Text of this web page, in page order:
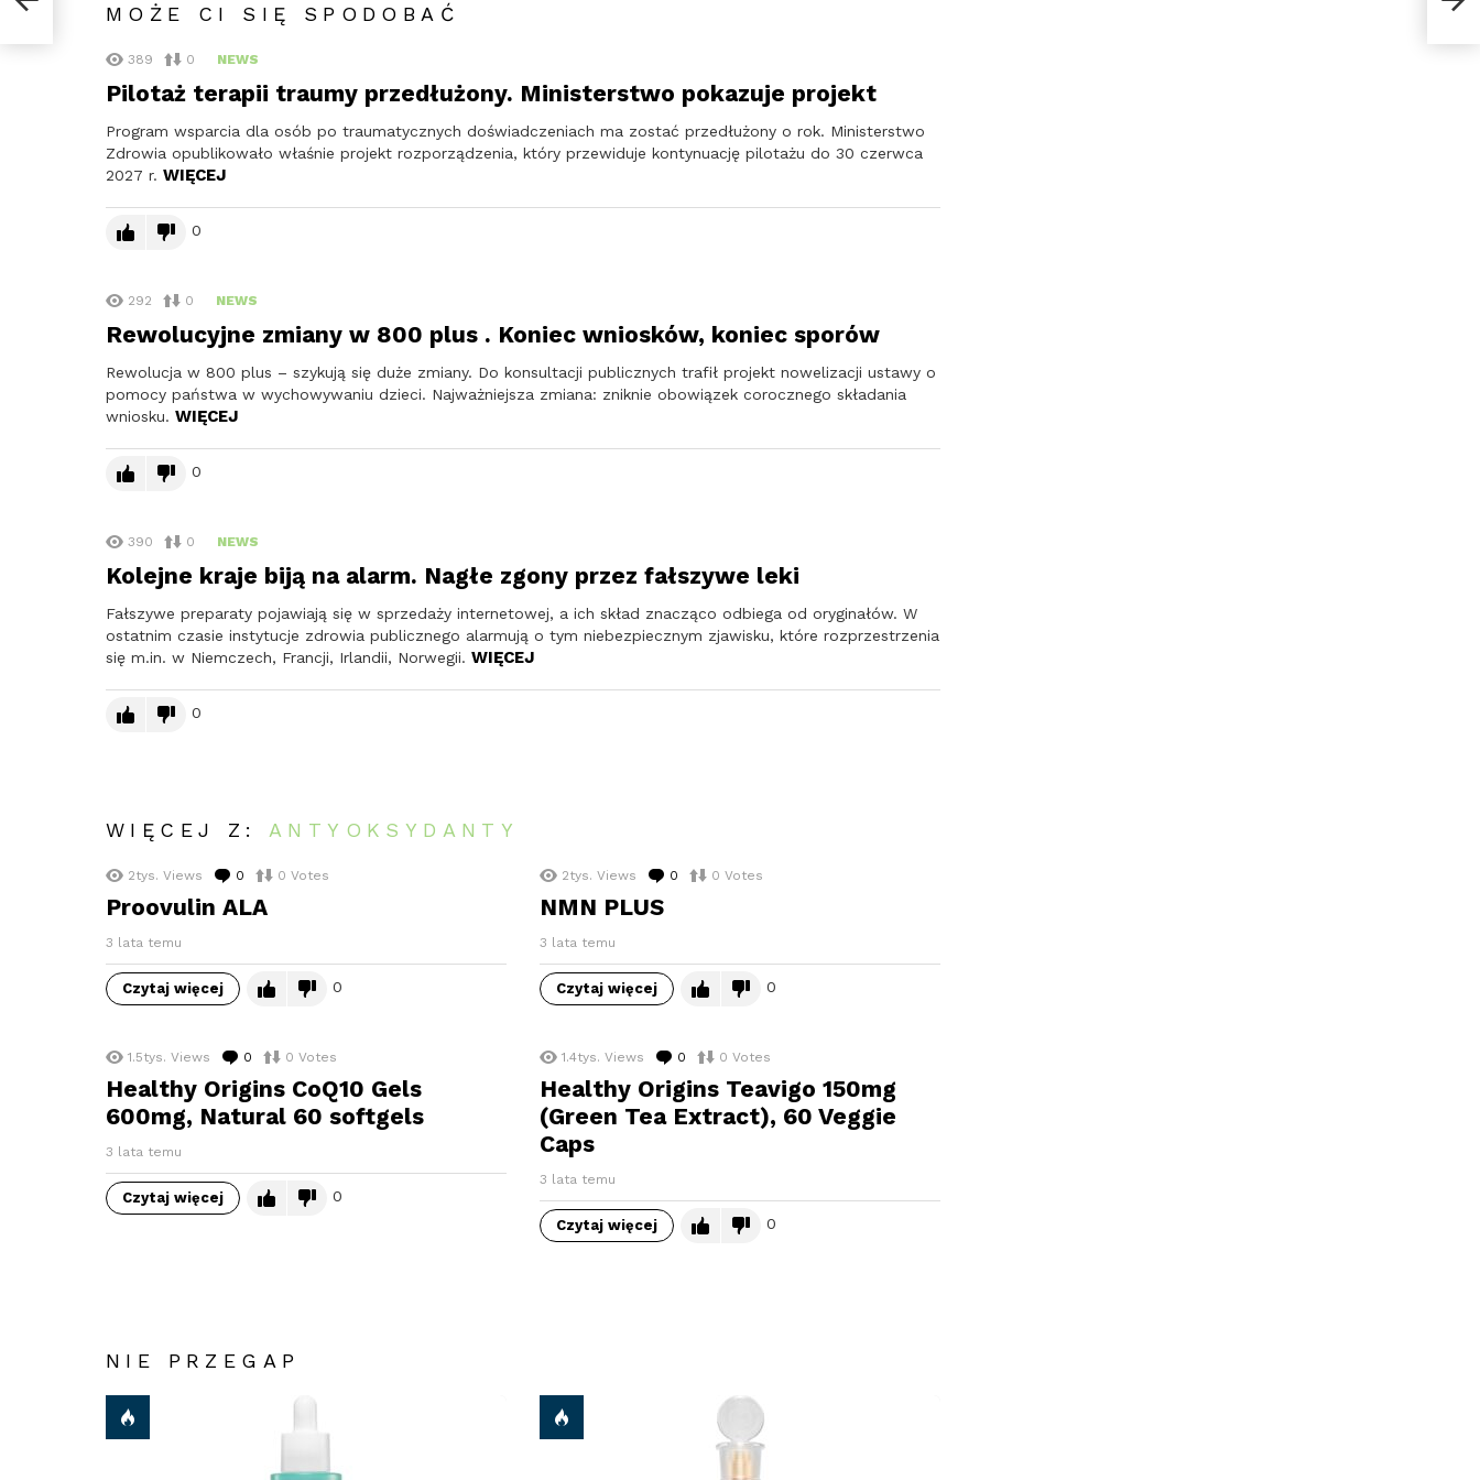
MOŻE CI SIĘ SPODOBAĆ
389 0 NEWS
Pilotaż terapii traumy przedłużony. Ministerstwo pokazuje projekt
Program wsparcia dla osób po traumatycznych doświadczeniach ma zostać przedłużony o rok. Ministerstwo
Zdrowia opublikowało właśnie projekt rozporządzenia, który przewiduje kontynuację pilotażu do 30 czerwca
2027 r. WIĘCEJ
0
292 0 NEWS
Rewolucyjne zmiany w 800 plus . Koniec wniosków, koniec sporów
Rewolucja w 800 plus – szykują się duże zmiany. Do konsultacji publicznych trafił projekt nowelizacji ustawy o
pomocy państwa w wychowywaniu dzieci. Najważniejsza zmiana: zniknie obowiązek corocznego składania
wniosku. WIĘCEJ
0
390 0 NEWS
Kolejne kraje biją na alarm. Nagłe zgony przez fałszywe leki
Fałszywe preparaty pojawiają się w sprzedaży internetowej, a ich skład znacząco odbiega od oryginałów. W
ostatnim czasie instytucje zdrowia publicznego alarmują o tym niebezpiecznym zjawisku, które rozprzestrzenia
się m.in. w Niemczech, Francji, Irlandii, Norwegii. WIĘCEJ
0
WIĘCEJ Z: ANTYOKSYDANTY
2tys. Views 0 komentarzy
0 Votes
Proovulin ALA
3 lata temu
Czytaj więcej 0
2tys. Views 0 komentarzy
0 Votes
NMN PLUS
3 lata temu
Czytaj więcej 0
1.5tys. Views 0 komentarzy
0 Votes
Healthy Origins CoQ10 Gels
600mg, Natural 60 softgels
3 lata temu
Czytaj więcej 0
1.4tys. Views 0 komentarzy
0 Votes
Healthy Origins Teavigo 150mg
(Green Tea Extract), 60 Veggie
Caps
3 lata temu
Czytaj więcej 0
NIE PRZEGAP